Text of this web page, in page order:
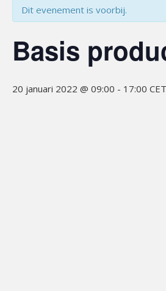
Dit evenement is voorbij.
Basis
20 januari 2022 @ 09:00 - 17:00 CET